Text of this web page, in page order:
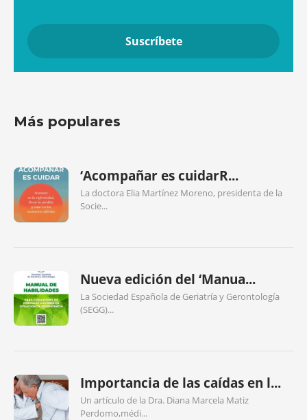
Más populares
‘Acompañar es cuidarR...
La doctora Elia Martínez Moreno, presidenta de la
Socie...
Nueva edición del ‘Manua...
La Sociedad Española de Geriatría y Gerontología
(SEGG)...
Importancia de las caídas en l...
Un artículo de la Dra. Diana Marcela Matiz
Perdomo,médi...